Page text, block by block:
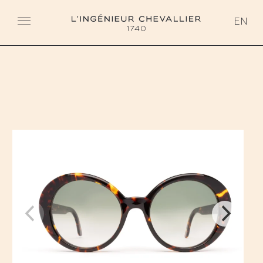
L'ingénieur Chevallier
EN